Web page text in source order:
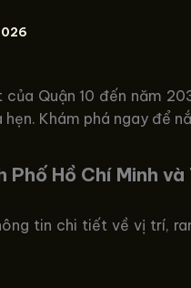
Quận 10 đến năm
Khám phá ngay để
Phố Hồ Chí Minh
tin chi tiết về vị trí,